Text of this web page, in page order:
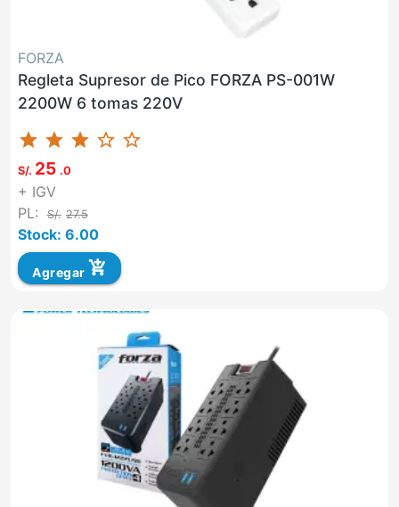
FORZA
Regleta Supresor de Pico FORZA PS-001W
2200W 6 tomas 220V
star star star star_border star_border
S/. 25 .0
+ IGV
PL:
S/. 27.5
Stock: 6.00
Agregar add_shopping_cart